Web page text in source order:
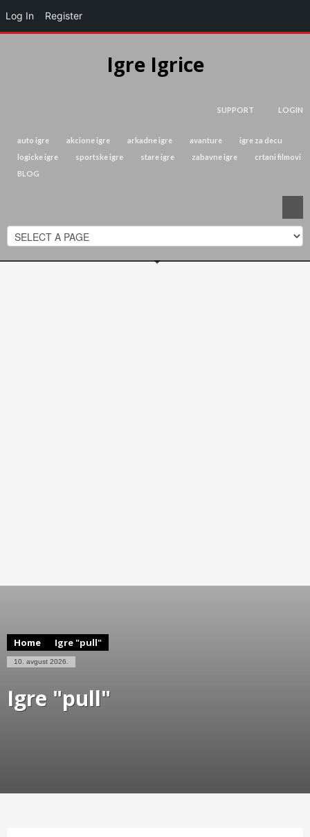
Igre Igrice
LOGIN
SUPPORT
auto igre akcione igre arkadne igre avanture
igre za decu
logicke igre
sportske igre stare igre zabavne igre
crtani filmovi
BLOG
Home Igre "pull"
10. avgust 2026.
Igre "pull"
Log In Register